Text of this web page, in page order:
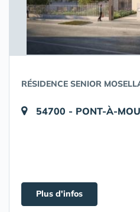
RÉSIDENCE SENIOR
54700 - PONT-À-
Plus d'infos